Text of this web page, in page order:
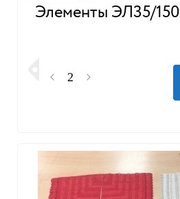
Элементы ЭЛ35/150